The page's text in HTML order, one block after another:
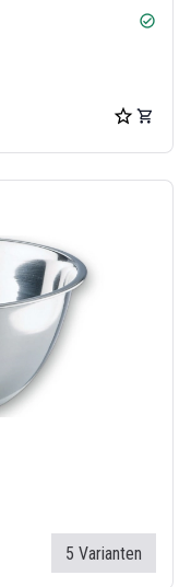
check_circle
5 Varianten